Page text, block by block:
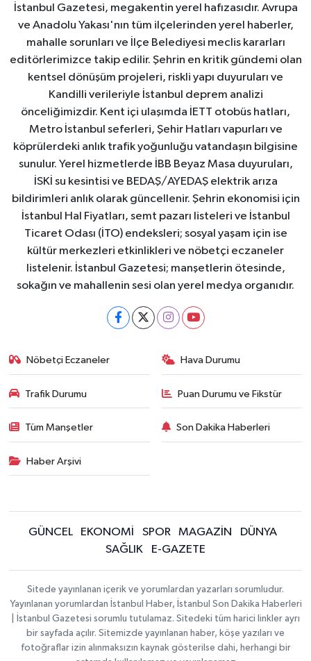
İstanbul Gazetesi, megakentin yerel hafızasıdır. Avrupa
ve Anadolu Yakası'nın tüm ilçelerinden yerel haberler,
mahalle sorunları ve İlçe Belediyesi meclis kararları
editörlerimizce takip edilir. Şehrin en kritik gündemi olan
kentsel dönüşüm projeleri, riskli yapı duyuruları ve
Kandilli verileriyle İstanbul deprem analizi
önceliğimizdir. Kent içi ulaşımda İETT otobüs hatları,
Metro İstanbul seferleri, Şehir Hatları vapurları ve
köprülerdeki anlık trafik yoğunluğu vatandaşın bilgisine
sunulur. Yerel hizmetlerde İBB Beyaz Masa duyuruları,
İSKİ su kesintisi ve BEDAŞ/AYEDAŞ elektrik arıza
bildirimleri anlık olarak güncellenir. Şehrin ekonomisi için
İstanbul Hal Fiyatları, semt pazarı listeleri ve İstanbul
Ticaret Odası (İTO) endeksleri; sosyal yaşam için ise
kültür merkezleri etkinlikleri ve nöbetçi eczaneler
listelenir. İstanbul Gazetesi; manşetlerin ötesinde,
sokağın ve mahallenin sesi olan yerel medya organıdır.
Nöbetçi Eczaneler Hava Durumu
Trafik Durumu Puan Durumu ve Fikstür
Tüm Manşetler Son Dakika Haberleri
Haber Arşivi
GÜNCEL EKONOMİ SPOR MAGAZİN
DÜNYA
SAĞLIK
E-GAZETE
Sitede yayınlanan içerik ve yorumlardan yazarları sorumludur.
Yayınlanan yorumlardan İstanbul Haber, İstanbul Son Dakika Haberleri
| İstanbul Gazetesi sorumlu tutulamaz. Sitedeki tüm harici linkler ayrı
bir sayfada açılır. Sitemizde yayınlanan haber, köşe yazıları ve
fotoğraflar izin alınmaksızın kaynak gösterilse dahi, herhangi bir